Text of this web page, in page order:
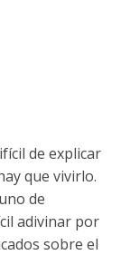
de explicar
que vivirlo.
de
adivinar por
sobre el